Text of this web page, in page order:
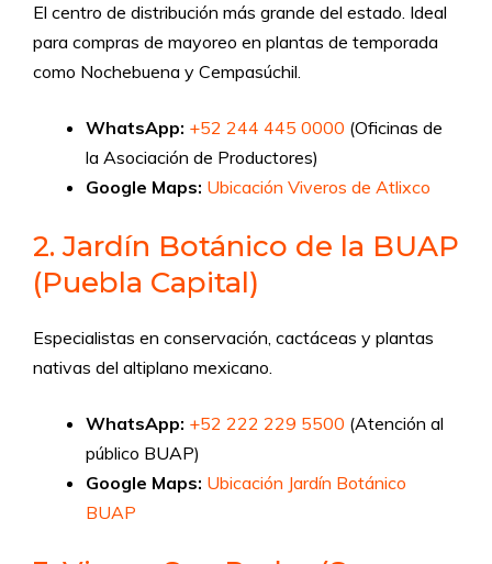
El centro de distribución más grande del estado. Ideal
para compras de mayoreo en plantas de temporada
como Nochebuena y Cempasúchil.
WhatsApp: +52 244 445 0000 (Oficinas de
la Asociación de Productores)
Google Maps: Ubicación Viveros de Atlixco
2. Jardín Botánico de la BUAP
(Puebla Capital)
Especialistas en conservación, cactáceas y plantas
nativas del altiplano mexicano.
WhatsApp: +52 222 229 5500 (Atención al
público BUAP)
Google Maps: Ubicación Jardín Botánico
BUAP